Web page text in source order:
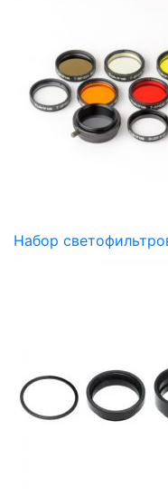
Набор